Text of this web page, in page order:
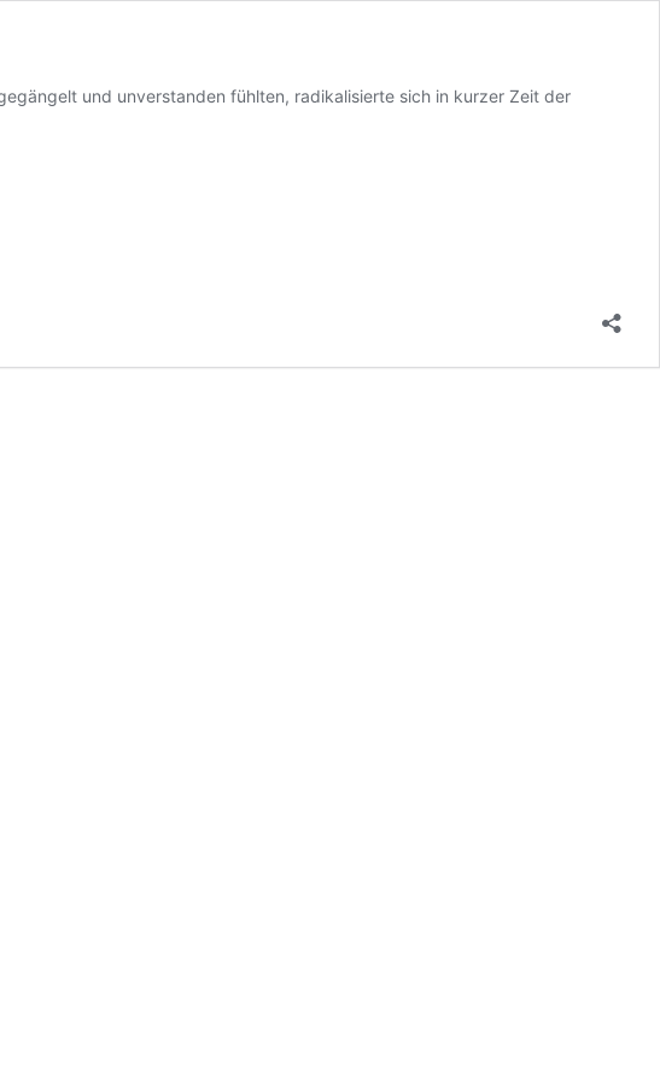
und unverstanden fühlten, radikalisierte sich in kurzer Zeit der